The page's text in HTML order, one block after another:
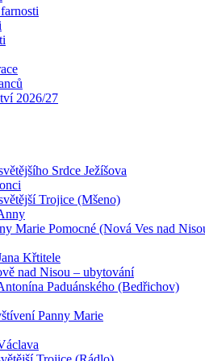
2026/27
Srdce Ježíšova
Trojice (Mšeno)
Marie Pomocné (Nová Ves nad
Křtitele
nad Nisou – ubytování
Paduánského (Bedřichov)
Panny Marie